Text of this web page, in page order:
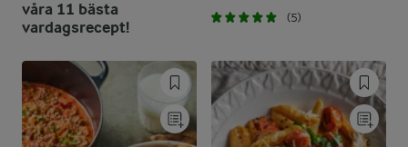
våra 11 bästa
vardagsrecept!
(5)